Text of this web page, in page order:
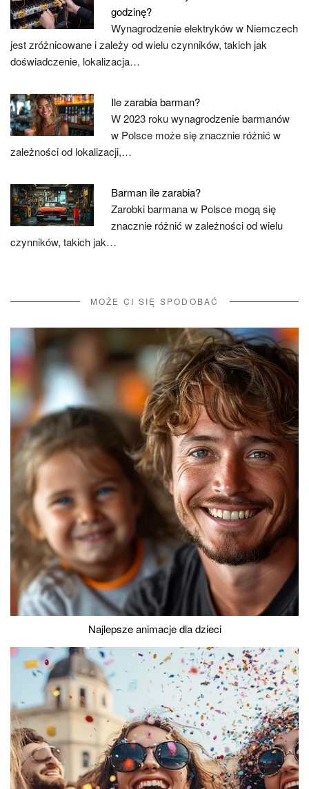
godzinę?
Wynagrodzenie elektryków w Niemczech
jest zróżnicowane i zależy od wielu czynników, takich jak
doświadczenie, lokalizacja…
Ile zarabia barman?
W 2023 roku wynagrodzenie barmanów
w Polsce może się znacznie różnić w
zależności od lokalizacji,…
Barman ile zarabia?
Zarobki barmana w Polsce mogą się
znacznie różnić w zależności od wielu
czynników, takich jak…
MOŻE CI SIĘ SPODOBAĆ
Najlepsze animacje dla dzieci